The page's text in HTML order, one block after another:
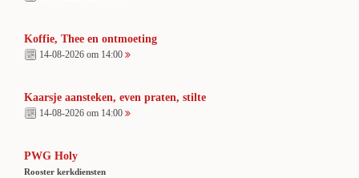
Koffie, Thee en ontmoeting
14-08-2026 om 14:00
Kaarsje aansteken, even praten, stilte
14-08-2026 om 14:00
PWG Holy
Rooster kerkdiensten